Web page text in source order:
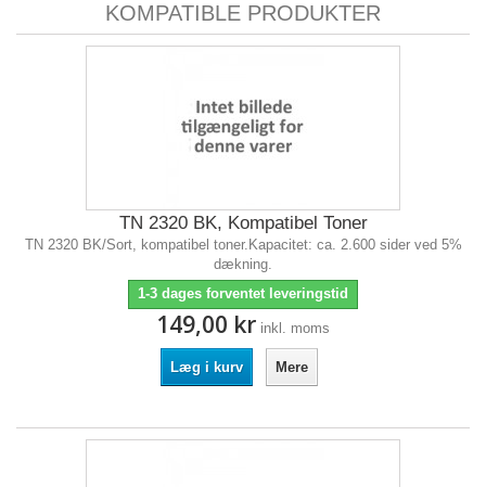
KOMPATIBLE PRODUKTER
TN 2320 BK, Kompatibel Toner
TN 2320 BK/Sort, kompatibel toner.Kapacitet: ca. 2.600 sider ved 5%
dækning.
1-3 dages forventet leveringstid
149,00 kr inkl. moms
Læg i kurv Mere